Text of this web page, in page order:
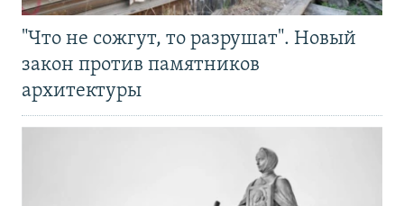
"Что не сожгут, то разрушат". Новый
закон против памятников
архитектуры